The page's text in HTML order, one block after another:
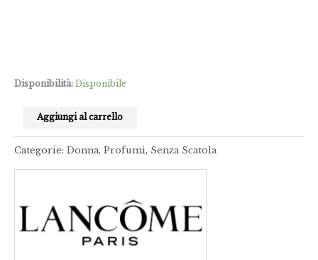
Disponibilità: Disponibile
Aggiungi al carrello
Categorie: Donna, Profumi, Senza Scatola